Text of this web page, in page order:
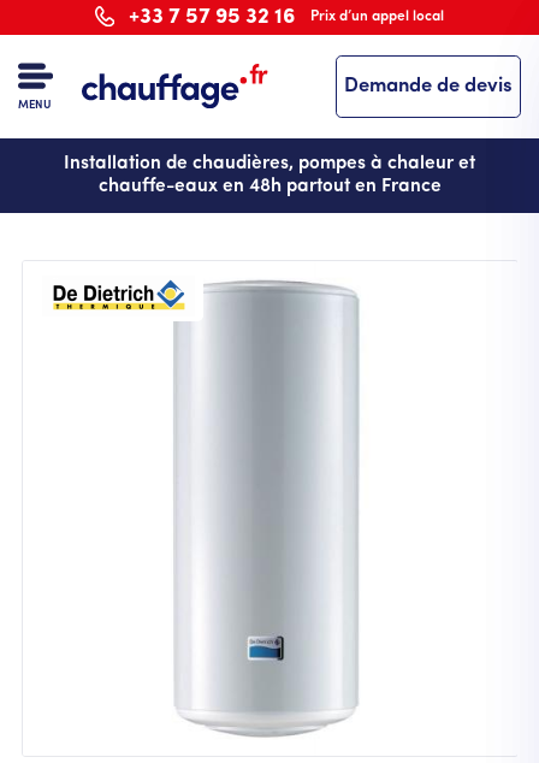
au
contenu
principal
+33 7 57 95 32 16 Prix d’un appel local
MENU
Demande de devis
Installation de chaudières, pompes à chaleur et
chauffe-eaux en 48h partout en France